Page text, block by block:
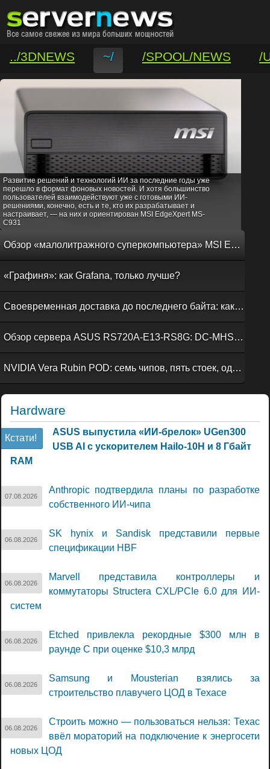
../3DNEWS ~/ /SPOOL/NEWS
/
/VAR/CONTACT
Развитие решений и технологий ИИ за последние годы уже
перешло в формат фоновых новостей. И хотя большинство
пользователей взаимодействуют уже с готовыми ИИ-
решениями, конечно, есть и те, кто их разрабатывает и
настраивает, — на них и ориентирован MSI EdgeXpert MS-
C931
Обзор «малолитражного суперкомпьютера» MSI EdgeXpert MS-C931
«Графиня»: как Grafana, только лучше?
Своевременная доставка до последнего байта: как российская сеть Curator CDN совмещает скорость, безопасность и гибкость управления
Обзор сервера ASUS RS720A-E13-RS8G: DC-MHS во всей красе
NVIDIA Vera Rubin POD: семь чипов, пять стоек, один ИИ-суперкомпьютер
Hardware
Кстати!
ASUS выпустила «ИИ-брелок» UGen300
USB AI с ускорителем Hailo-10H и 8 Гбайт
RAM
07.08.2026
Anthropic подтвердила планы по разработке
собственного ИИ-чипа
06.08.2026
SK hynix и Sandisk представили первые
спецификации HBF
06.08.2026
Marvell представила контроллеры и
коммутаторы Structera CXL/PCIe 6.0 для ИИ-
систем
06.08.2026
Etched привлекла рекордные $300 млн в
раунде C при оценке $10,3 млрд
06.08.2026
Samsung и Mousterian взялись за
строительство плавучего ЦОД в Техасе
06.08.2026
Строить можно — пользоваться нельзя: Техас
ввёл мораторий на подключение к энергосети
новых ЦОД